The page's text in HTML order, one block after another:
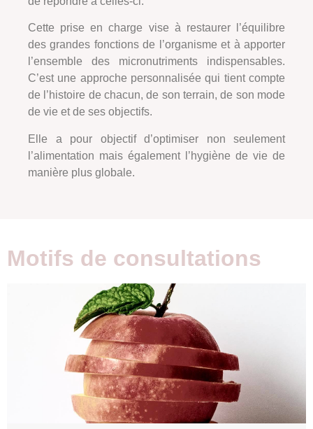
Cette prise en charge vise à restaurer l’équilibre
des grandes fonctions de l’organisme et à apporter
l’ensemble des micronutriments indispensables.
C’est une approche personnalisée qui tient compte
de l’histoire de chacun, de son terrain, de son mode
de vie et de ses objectifs.
Elle a pour objectif d’optimiser non seulement
l’alimentation mais également l’hygiène de vie de
manière plus globale.
Motifs de consultations